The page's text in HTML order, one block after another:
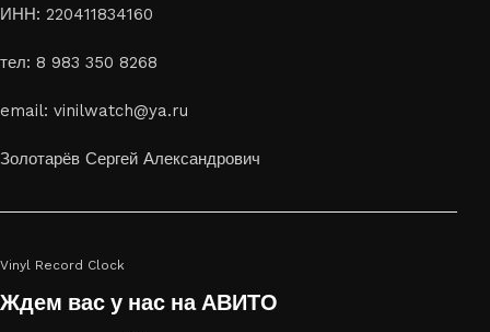
Лазерная гравировка на стекле или дереве, оригинальный
или украсить свой дом
украсить пространство, лазерная гравировка фото по дереву
ИНН: 220411834160
тел: 8 983 350 8268
email: vinilwatch@ya.ru
Золотарёв Сергей Александрович
Vinyl Record Clock
Ждем вас у нас на АВИТО